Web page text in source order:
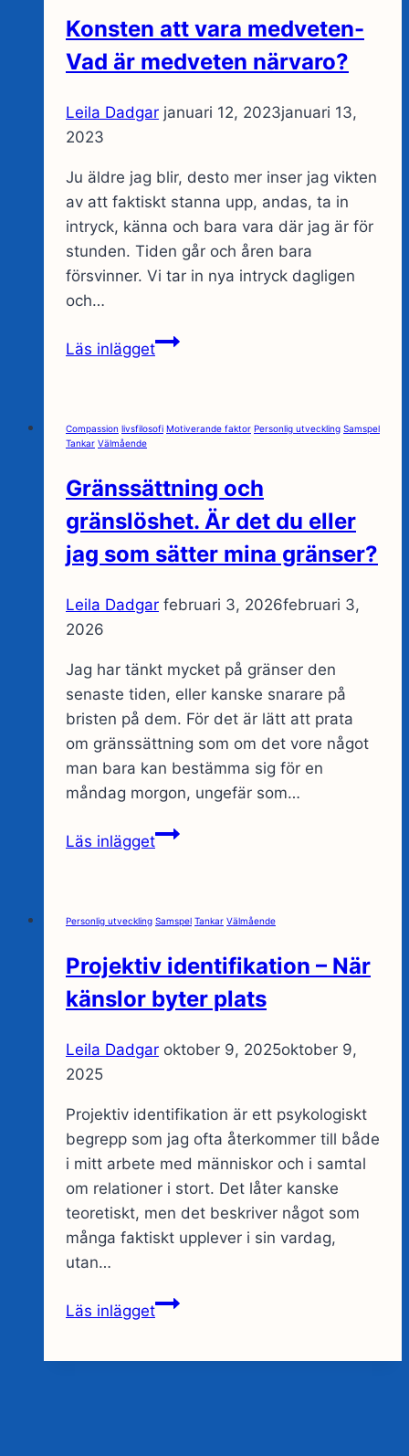
egen
båt
gungar
du
känns.
Konsten att vara medveten-
Vad är medveten närvaro?
Leila Dadgar januari 12, 2023januari 13,
2023
Ju äldre jag blir, desto mer inser jag vikten
av att faktiskt stanna upp, andas, ta in
intryck, känna och bara vara där jag är för
stunden. Tiden går och åren bara
försvinner. Vi tar in nya intryck dagligen
och…
Läs inläggetKonsten
Vad
medveten
närvaro?
Compassion livsfilosofi Motiverande faktor Personlig utveckling Samspel
Tankar Välmående
Gränssättning och
gränslöshet. Är det du eller
jag som sätter mina gränser?
Leila Dadgar februari 3, 2026februari 3,
2026
Jag har tänkt mycket på gränser den
senaste tiden, eller kanske snarare på
bristen på dem. För det är lätt att prata
om gränssättning som om det vore något
man bara kan bestämma sig för en
måndag morgon, ungefär som…
Läs inläggetGränssättning
det
du
eller
jag
sätter
Personlig utveckling Samspel Tankar Välmående
Projektiv identifikation – När
känslor byter plats
Leila Dadgar oktober 9, 2025oktober 9,
2025
Projektiv identifikation är ett psykologiskt
begrepp som jag ofta återkommer till både
i mitt arbete med människor och i samtal
om relationer i stort. Det låter kanske
teoretiskt, men det beskriver något som
många faktiskt upplever i sin vardag,
utan…
Läs inläggetProjektiv